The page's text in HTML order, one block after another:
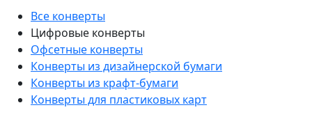
Все конверты
Цифровые конверты
Офсетные конверты
Конверты из дизайнерской бумаги
Конверты из крафт-бумаги
Конверты для пластиковых карт